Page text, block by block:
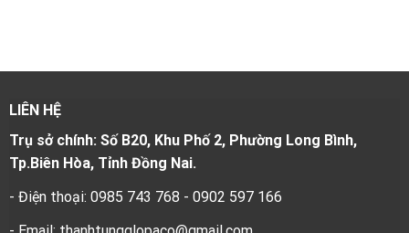
LIÊN HỆ
Trụ sở chính: Số B20, Khu Phố 2, Phường Long Bình,
Tp.Biên Hòa, Tỉnh Đồng Nai.
- Điện thoại: 0985 743 768 - 0902 597 166